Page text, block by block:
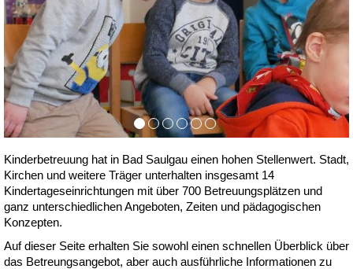
Kinderbetreuung hat in Bad Saulgau einen hohen Stellenwert. Stadt,
Kirchen und weitere Träger unterhalten insgesamt 14
Kindertageseinrichtungen mit über 700 Betreuungsplätzen und
ganz unterschiedlichen Angeboten, Zeiten und pädagogischen
Konzepten.
Auf dieser Seite erhalten Sie sowohl einen schnellen Überblick über
das Betreungsangebot, aber auch ausführliche Informationen zu